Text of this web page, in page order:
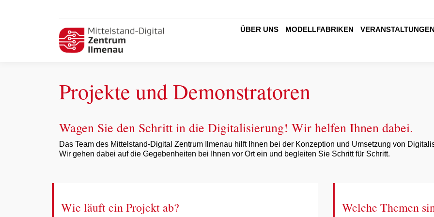
ÜBER UNS MODELLFABRIKEN VERANSTALTUNGEN
Projekte und Demonstratoren
Wagen Sie den Schritt in die Digitalisierung! Wir helfen Ihnen dabei.
Das Team des Mittelstand-Digital Zentrum Ilmenau hilft Ihnen bei der Konzeption und Umsetzung von
Wir gehen dabei auf die Gegebenheiten bei Ihnen vor Ort ein und begleiten Sie Schritt für Schritt.
Wie läuft ein Projekt ab? Welche Themen